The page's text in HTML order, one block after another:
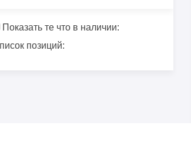
Показать те что в наличии:
позиций: